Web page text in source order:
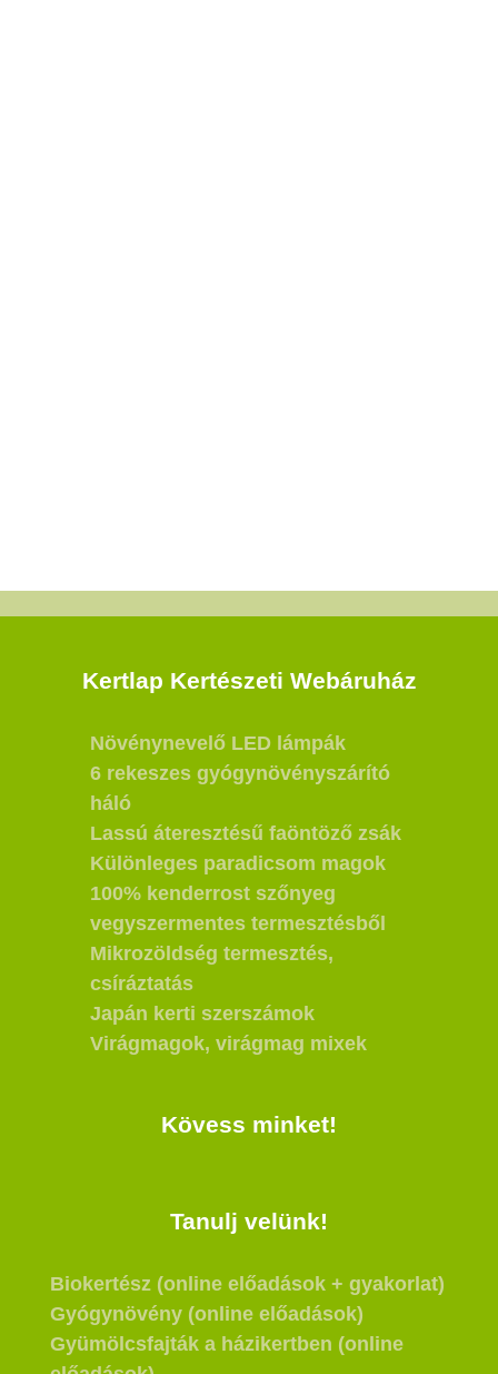
Kertlap Kertészeti Webáruház
Növénynevelő LED lámpák
6 rekeszes gyógynövényszárító
háló
Lassú áteresztésű faöntöző zsák
Különleges paradicsom magok
100% kenderrost szőnyeg
vegyszermentes termesztésből
Mikrozöldség termesztés,
csíráztatás
Japán kerti szerszámok
Virágmagok, virágmag mixek
Kövess minket!
Tanulj velünk!
Biokertész (online előadások + gyakorlat)
Gyógynövény (online előadások)
Gyümölcsfajták a házikertben (online